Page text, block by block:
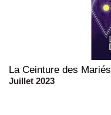
La Ceinture des Mariés
Juillet 2023